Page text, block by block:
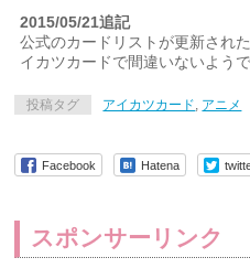
2015/05/21追記
公式のカードリストが更新され
イカツカードで間違いないようで
投稿タグ アイカツカード, アニメ
Facebook Hatena
スポンサーリンク